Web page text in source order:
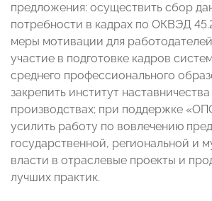
предложения: осуществить сбор
потребности в кадрах по ОКВЭД
меры мотивации для
участие в подготовке кадров
среднего профессионального
закрепить институт наставничества
производствах; при поддержке
усилить работу по вовлечению
государственной, региональной и
власти в отраслевые проекты и
лучших практик.